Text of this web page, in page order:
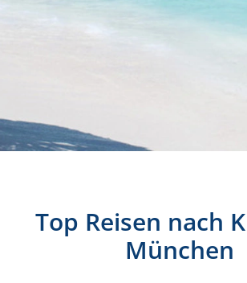
Top Reisen nach
München